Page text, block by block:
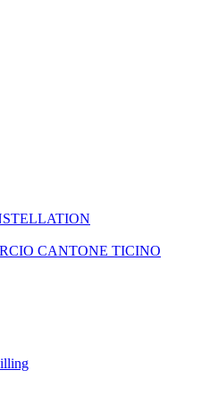
CANTONE TICINO